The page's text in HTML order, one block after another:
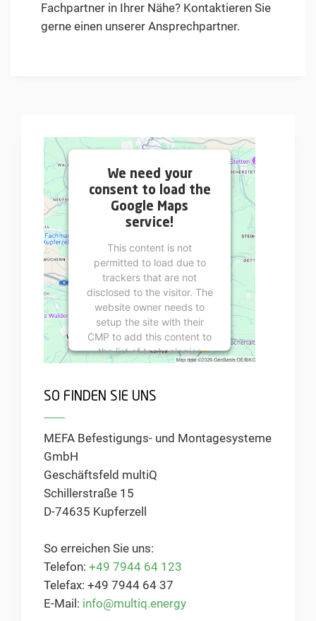
Fachpartner in Ihrer Nähe? Kontaktieren Sie
gerne einen unserer Ansprechpartner.
We need your
consent to load the
Google Maps
service!
This content is not
permitted to load due to
trackers that are not
disclosed to the visitor. The
website owner needs to
setup the site with their
CMP to add this content to
the list of technologies
used.
Powered byUsercentrics
SO FINDEN SIE UNS
MEFA Befestigungs- und Montagesysteme
GmbH
Geschäftsfeld multiQ
Schillerstraße 15
D-74635 Kupferzell
So erreichen Sie uns:
Telefon:+49 7944 64 123
Telefax: +49 7944 64 37
E-Mail: info@multiq.energy